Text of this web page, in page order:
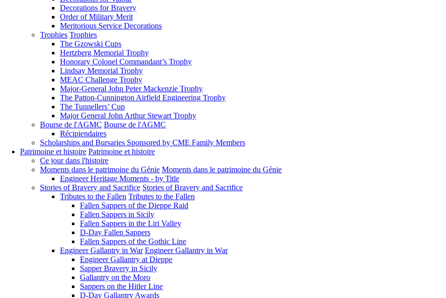
Decorations for Bravery
Order of Military Merit
Meritorious Service Decorations
Trophies Trophies
The Gzowski Cups
Hertzberg Memorial Trophy
Honorary Colonel Commandant’s Trophy
Lindsay Memorial Trophy
MEAC Challenge Trophy
Major-General John Peter Mackenzie Trophy
The Patton-Cunnington Airfield Engineering Trophy
The Tunnellers’ Cup
Major General John Arthur Stewart Trophy
Bourse de l'AGMC Bourse de l'AGMC
Récipiendaires
Scholarships and Bursaries Sponsored by CME Family Members
Patrimoine et histoire Patrimoine et histoire
Ce jour dans l'histoire
Moments dans le patrimoine du Génie Moments dans le patrimoine du Génie
Engineer Heritage Moments - by Title
Stories of Bravery and Sacrifice Stories of Bravery and Sacrifice
Tributes to the Fallen Tributes to the Fallen
Fallen Sappers of the Dieppe Raid
Fallen Sappers in Sicily
Fallen Sappers in the Liri Valley
D-Day Fallen Sappers
Fallen Sappers of the Gothic Line
Engineer Gallantry in War Engineer Gallantry in War
Engineer Gallantry at Dieppe
Sapper Bravery in Sicily
Gallantry on the Moro
Sappers on the Hitler Line
D-Day Gallantry Awards